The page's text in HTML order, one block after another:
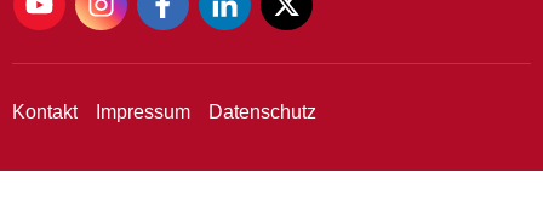
Kontakt Impressum Datenschutz